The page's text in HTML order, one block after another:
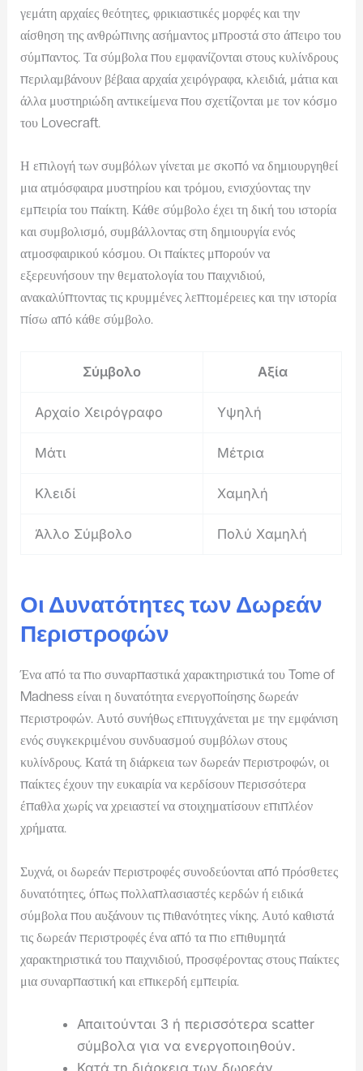
γεμάτη αρχαίες θεότητες, φρικιαστικές μορφές και την
αίσθηση της ανθρώπινης ασήμαντος μπροστά στο άπειρο του
σύμπαντος. Τα σύμβολα που εμφανίζονται στους κυλίνδρους
περιλαμβάνουν βέβαια αρχαία χειρόγραφα, κλειδιά, μάτια και
άλλα μυστηριώδη αντικείμενα που σχετίζονται με τον κόσμο
του Lovecraft.
Η επιλογή των συμβόλων γίνεται με σκοπό να δημιουργηθεί
μια ατμόσφαιρα μυστηρίου και τρόμου, ενισχύοντας την
εμπειρία του παίκτη. Κάθε σύμβολο έχει τη δική του ιστορία
και συμβολισμό, συμβάλλοντας στη δημιουργία ενός
ατμοσφαιρικού κόσμου. Οι παίκτες μπορούν να
εξερευνήσουν την θεματολογία του παιχνιδιού,
ανακαλύπτοντας τις κρυμμένες λεπτομέρειες και την ιστορία
πίσω από κάθε σύμβολο.
Σύμβολο Αξία
Αρχαίο Χειρόγραφο Υψηλή
Μάτι Μέτρια
Κλειδί Χαμηλή
Άλλο Σύμβολο Πολύ Χαμηλή
Οι Δυνατότητες των Δωρεάν
Περιστροφών
Ένα από τα πιο συναρπαστικά χαρακτηριστικά του Tome of
Madness είναι η δυνατότητα ενεργοποίησης δωρεάν
περιστροφών. Αυτό συνήθως επιτυγχάνεται με την εμφάνιση
ενός συγκεκριμένου συνδυασμού συμβόλων στους
κυλίνδρους. Κατά τη διάρκεια των δωρεάν περιστροφών, οι
παίκτες έχουν την ευκαιρία να κερδίσουν περισσότερα
έπαθλα χωρίς να χρειαστεί να στοιχηματίσουν επιπλέον
χρήματα.
Συχνά, οι δωρεάν περιστροφές συνοδεύονται από πρόσθετες
δυνατότητες, όπως πολλαπλασιαστές κερδών ή ειδικά
σύμβολα που αυξάνουν τις πιθανότητες νίκης. Αυτό καθιστά
τις δωρεάν περιστροφές ένα από τα πιο επιθυμητά
χαρακτηριστικά του παιχνιδιού, προσφέροντας στους παίκτες
μια συναρπαστική και επικερδή εμπειρία.
Απαιτούνται 3 ή περισσότερα scatter
σύμβολα για να ενεργοποιηθούν.
Κατά τη διάρκεια των δωρεάν